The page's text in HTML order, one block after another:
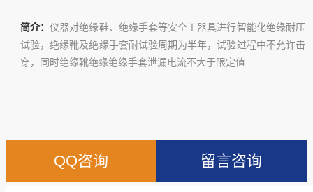
简介：仪器对绝缘鞋、绝缘手套等安全工器具进行智能化绝缘耐压
试验，绝缘靴及绝缘手套耐试验周期为半年，试验过程中不允许击
穿，同时绝缘靴绝缘绝缘手套泄漏电流不大于限定值
QQ咨询 留言咨询